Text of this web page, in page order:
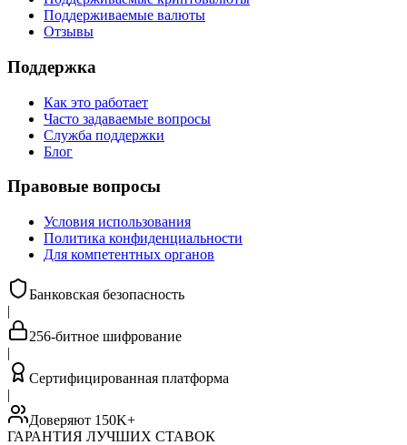
Поддерживаемые валюты
Отзывы
Поддержка
Как это работает
Часто задаваемые вопросы
Служба поддержки
Блог
Правовые вопросы
Условия использования
Политика конфиденциальности
Для компетентных органов
Банковская безопасность
|
256-битное шифрование
|
Сертифицированная платформа
|
Доверяют 150K+
ГАРАНТИЯ ЛУЧШИХ СТАВОК